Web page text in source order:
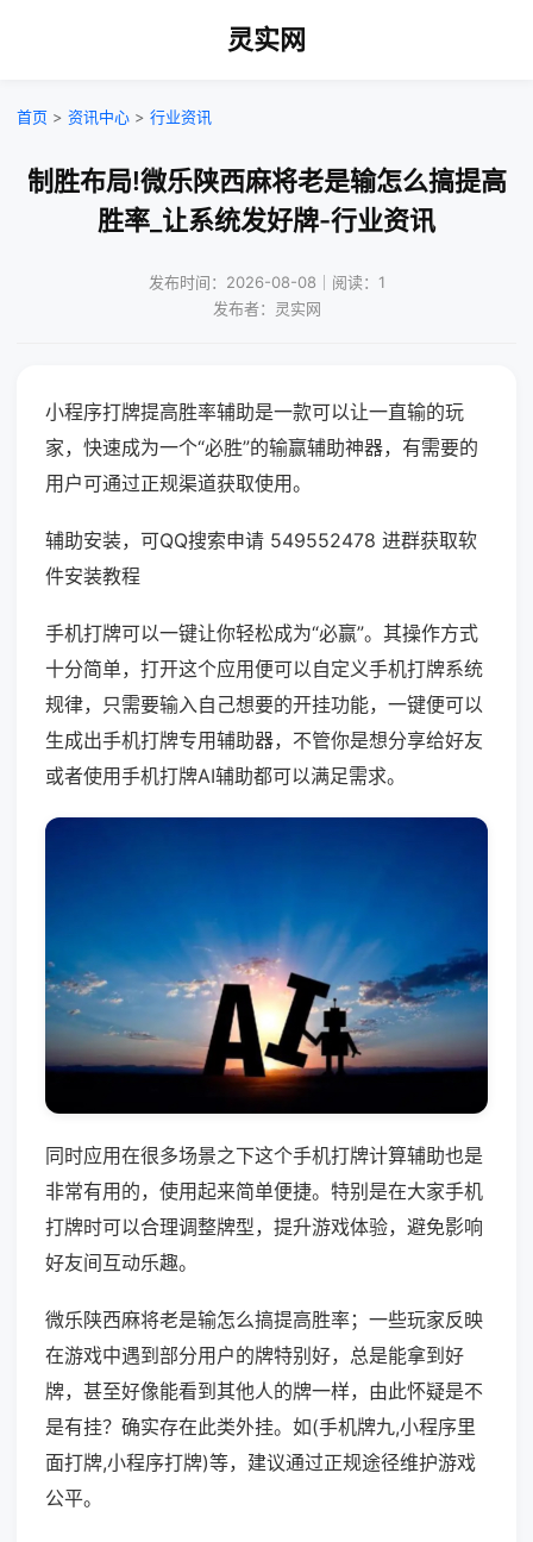
灵实网
首页 > 资讯中心 > 行业资讯
制胜布局!微乐陕西麻将老是输怎么搞提高
胜率_让系统发好牌-行业资讯
发布时间：2026-08-08｜阅读：1
发布者：灵实网
小程序打牌提高胜率辅助是一款可以让一直输的玩
家，快速成为一个“必胜”的输赢辅助神器，有需要的
用户可通过正规渠道获取使用。
辅助安装，可QQ搜索申请 549552478 进群获取软
件安装教程
手机打牌可以一键让你轻松成为“必赢”。其操作方式
十分简单，打开这个应用便可以自定义手机打牌系统
规律，只需要输入自己想要的开挂功能，一键便可以
生成出手机打牌专用辅助器，不管你是想分享给好友
或者使用手机打牌AI辅助都可以满足需求。
同时应用在很多场景之下这个手机打牌计算辅助也是
非常有用的，使用起来简单便捷。特别是在大家手机
打牌时可以合理调整牌型，提升游戏体验，避免影响
好友间互动乐趣。
微乐陕西麻将老是输怎么搞提高胜率；一些玩家反映
在游戏中遇到部分用户的牌特别好，总是能拿到好
牌，甚至好像能看到其他人的牌一样，由此怀疑是不
是有挂？确实存在此类外挂。如(手机牌九,小程序里
面打牌,小程序打牌)等，建议通过正规途径维护游戏
公平。